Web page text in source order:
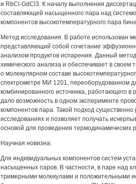
и RbCl-GdCl3. К началу выполнения
составляющей насыщенного пара над
компонентов высокотемпературного пара
Метод исследования. В работе использован
представляющий собой сочетание
анализом продуктов испарения. Данный
химического анализа и обеспечивает в
о молекулярном составе
спектрометре МИ 1201, переоборудованном
комбинированного источника, работающего в
дало возможность в одном эксперименте
компонентов пара. Такой подход
исследованиях и позволяет получать
основой для проведения термодинамических
Научная новизна:
Для индивидуальных компонентов систем
насыщенных паров. В частности, в паре над
тримерными молекулами и положительными